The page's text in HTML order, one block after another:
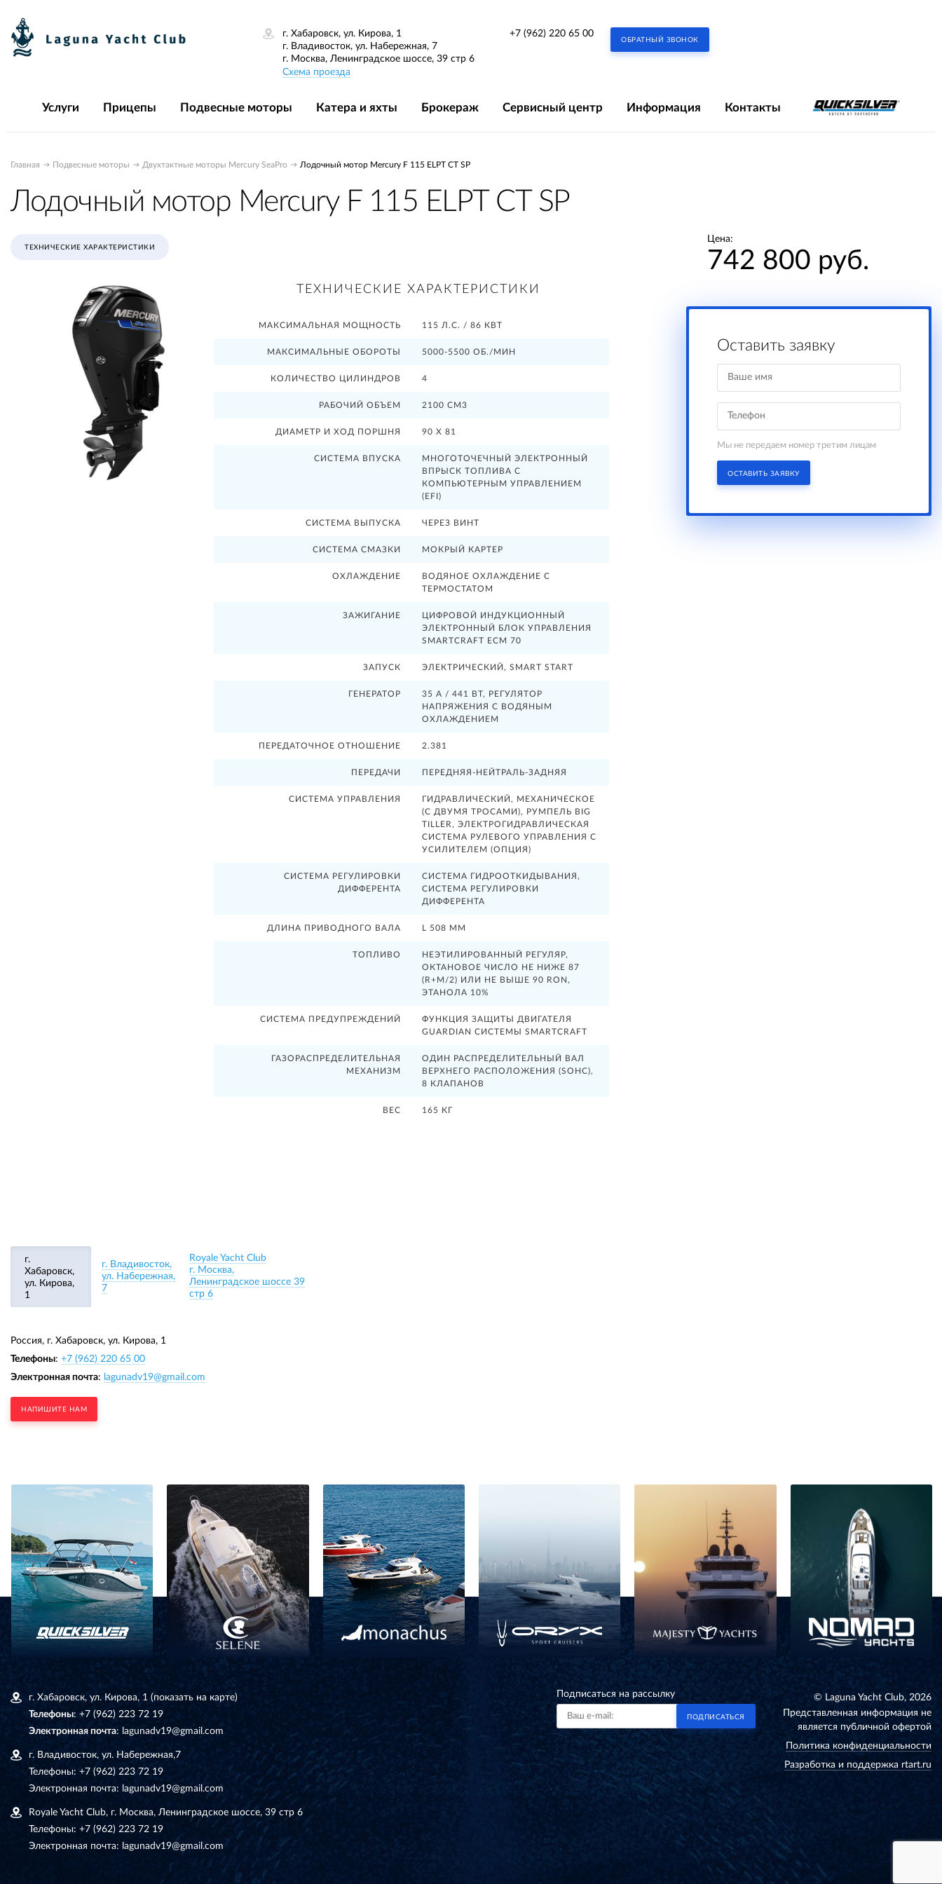
г. Хабаровск, ул. Кирова, 1
г. Владивосток, ул. Набережная, 7
г. Москва, Ленинградское шоссе, 39 стр 6
Схема проезда
+7 (962) 220 65 00
ОБРАТНЫЙ ЗВОНОК
Услуги Прицепы Подвесные моторы Катера и яхты Брокераж Сервисный центр Информация Контакты
Главная Подвесные моторы Двухтактные моторы Mercury SeaPro Лодочный мотор Mercury F 115 ELPT CT SP
Лодочный мотор Mercury F 115 ELPT CT SP
ТЕХНИЧЕСКИЕ ХАРАКТЕРИСТИКИ
ТЕХНИЧЕСКИЕ ХАРАКТЕРИСТИКИ
МАКСИМАЛЬНАЯ МОЩНОСТЬ 115 Л.С. / 86 КВТ
МАКСИМАЛЬНЫЕ ОБОРОТЫ 5000-5500 ОБ./МИН
КОЛИЧЕСТВО ЦИЛИНДРОВ 4
РАБОЧИЙ ОБЪЕМ 2100 СМ3
ДИАМЕТР И ХОД ПОРШНЯ 90 X 81
СИСТЕМА ВПУСКА
МНОГОТОЧЕЧНЫЙ ЭЛЕКТРОННЫЙ
ВПРЫСК ТОПЛИВА С
КОМПЬЮТЕРНЫМ УПРАВЛЕНИЕМ
(EFI)
СИСТЕМА ВЫПУСКА ЧЕРЕЗ ВИНТ
СИСТЕМА СМАЗКИ МОКРЫЙ КАРТЕР
ОХЛАЖДЕНИЕ
ВОДЯНОЕ ОХЛАЖДЕНИЕ С
ТЕРМОСТАТОМ
ЗАЖИГАНИЕ
ЦИФРОВОЙ ИНДУКЦИОННЫЙ
ЭЛЕКТРОННЫЙ БЛОК УПРАВЛЕНИЯ
SMARTCRAFT ECM 70
ЗАПУСК ЭЛЕКТРИЧЕСКИЙ, SMART START
ГЕНЕРАТОР
35 А / 441 ВТ, РЕГУЛЯТОР
НАПРЯЖЕНИЯ С ВОДЯНЫМ
ОХЛАЖДЕНИЕМ
ПЕРЕДАТОЧНОЕ ОТНОШЕНИЕ 2.381
ПЕРЕДАЧИ ПЕРЕДНЯЯ-НЕЙТРАЛЬ-ЗАДНЯЯ
СИСТЕМА УПРАВЛЕНИЯ
ГИДРАВЛИЧЕСКИЙ, МЕХАНИЧЕСКОЕ
(С ДВУМЯ ТРОСАМИ), РУМПЕЛЬ BIG
TILLER, ЭЛЕКТРОГИДРАВЛИЧЕСКАЯ
СИСТЕМА РУЛЕВОГО УПРАВЛЕНИЯ С
УСИЛИТЕЛЕМ (ОПЦИЯ)
СИСТЕМА РЕГУЛИРОВКИ
ДИФФЕРЕНТА
СИСТЕМА ГИДРООТКИДЫВАНИЯ,
СИСТЕМА РЕГУЛИРОВКИ
ДИФФЕРЕНТА
ДЛИНА ПРИВОДНОГО ВАЛА L 508 ММ
ТОПЛИВО
НЕЭТИЛИРОВАННЫЙ РЕГУЛЯР,
ОКТАНОВОЕ ЧИСЛО НЕ НИЖЕ 87
(R+M/2) ИЛИ НЕ ВЫШЕ 90 RON,
ЭТАНОЛА 10%
СИСТЕМА ПРЕДУПРЕЖДЕНИЙ
ФУНКЦИЯ ЗАЩИТЫ ДВИГАТЕЛЯ
GUARDIAN СИСТЕМЫ SMARTCRAFT
ГАЗОРАСПРЕДЕЛИТЕЛЬНАЯ
МЕХАНИЗМ
ОДИН РАСПРЕДЕЛИТЕЛЬНЫЙ ВАЛ
ВЕРХНЕГО РАСПОЛОЖЕНИЯ (SOHC),
8 КЛАПАНОВ
ВЕС 165 КГ
Цена:
742 800 руб.
Оставить заявку
Мы не передаем номер третим лицам
ОСТАВИТЬ ЗАЯВКУ
г.
Хабаровск,
ул. Кирова,
1
г. Владивосток,
ул. Набережная,
7
Royale Yacht Club
г. Москва,
Ленинградское шоссе 39
стр 6
Россия, г. Хабаровск, ул. Кирова, 1
Телефоны: +7 (962) 220 65 00
Электронная почта: lagunadv19@gmail.com
НАПИШИТЕ НАМ
г. Хабаровск, ул. Кирова, 1 (показать на карте)
Телефоны: +7 (962) 223 72 19
Электронная почта: lagunadv19@gmail.com
г. Владивосток, ул. Набережная,7
Телефоны: +7 (962) 223 72 19
Электронная почта: lagunadv19@gmail.com
Royale Yacht Club, г. Москва, Ленинградское шоссе, 39 стр 6
Телефоны: +7 (962) 223 72 19
Электронная почта: lagunadv19@gmail.com
Подписаться на рассылку
ПОДПИСАТЬСЯ
© Laguna Yacht Club, 2026
Представленная информация не
является публичной офертой
Политика конфиденциальности
Разработка и поддержка rtart.ru